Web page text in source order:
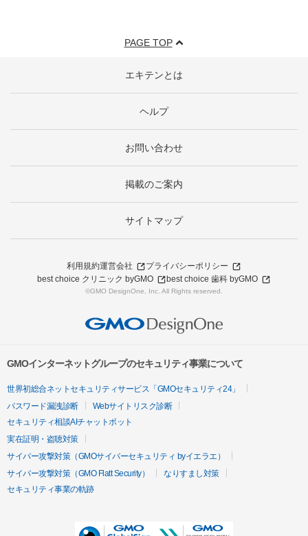
PAGE TOP
エキテンとは
ヘルプ
お問い合わせ
掲載のご案内
サイトマップ
利用規約運営会社
プライバシーポリシー
best choice クリニック byGMO
best choice 歯科 byGMO
©GMO DesignOne, Inc. All Rights reserved.
GMOインターネットグループのセキュリティ事業について
世界初総合ネットセキュリティサービス「GMOセキュリティ24」
パスワード漏洩診断
Webサイトリスク診断
セキュリティ相談AIチャットボット
実在証明・盗聴対策
サイバー攻撃対策（GMOサイバーセキュリティ byイエラエ）
サイバー攻撃対策（GMO Flatt Security）
なりすまし対策
セキュリティ事業の軌跡